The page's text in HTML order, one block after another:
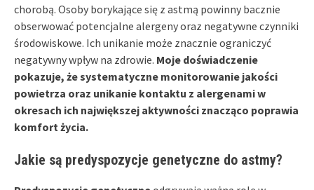
chorobą. Osoby borykające się z astmą powinny bacznie
obserwować potencjalne alergeny oraz negatywne czynniki
środowiskowe. Ich unikanie może znacznie ograniczyć
negatywny wpływ na zdrowie. Moje doświadczenie
pokazuje, że systematyczne monitorowanie jakości
powietrza oraz unikanie kontaktu z alergenami w
okresach ich największej aktywności znacząco poprawia
komfort życia.
Jakie są predyspozycje genetyczne do astmy?